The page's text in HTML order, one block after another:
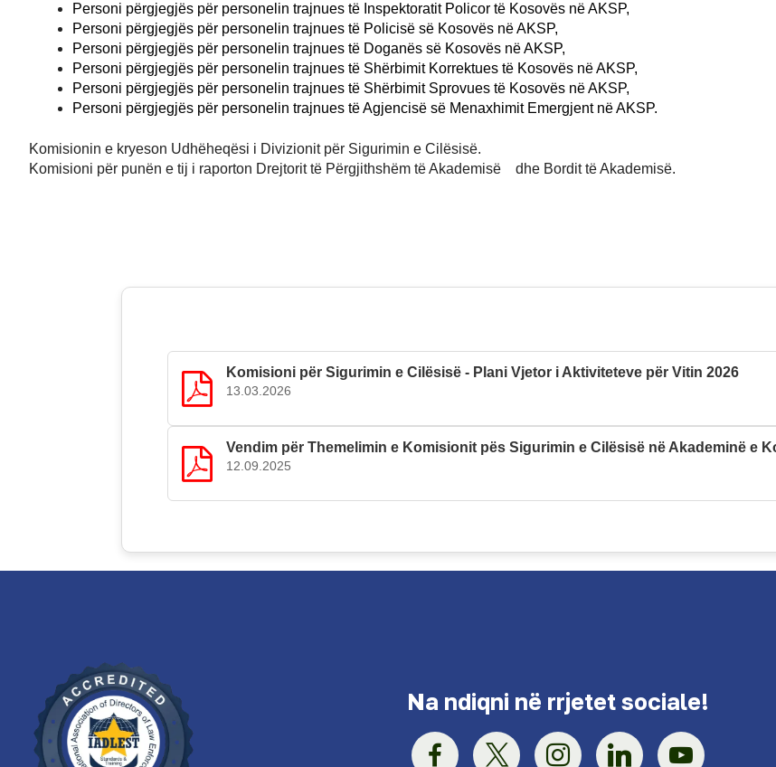
Personi përgjegjës për personelin trajnues të Inspektoratit Policor të Kosovës në AKSP,
Personi përgjegjës për personelin trajnues të Policisë së Kosovës në AKSP,
Personi përgjegjës për personelin trajnues të Doganës së Kosovës në AKSP,
Personi përgjegjës për personelin trajnues të Shërbimit Korrektues të Kosovës në AKSP,
Personi përgjegjës për personelin trajnues të Shërbimit Sprovues të Kosovës në AKSP,
Personi përgjegjës për personelin trajnues të Agjencisë së Menaxhimit Emergjent në AKSP.
Komisionin e kryeson Udhëheqësi i Divizionit për Sigurimin e Cilësisë.
Komisioni për punën e tij i raporton Drejtorit të Përgjithshëm të Akademisë dhe Bordit të Akademisë.
Komisioni për Sigurimin e Cilësisë - Plani Vjetor i Aktiviteteve për Vitin 2026
13.03.2026
Vendim për Themelimin e Komisionit pës Sigurimin e Cilësisë në Akademinë e
12.09.2025
Na ndiqni në rrjetet sociale!